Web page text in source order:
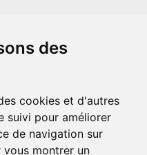
des
cookies et d'autres
suivi pour améliorer
de navigation sur
montrer un
n'est en aucun cas lié de
Disney Company, Pixar,
ou associés. Toute demande